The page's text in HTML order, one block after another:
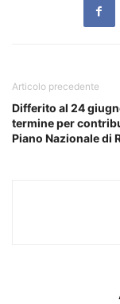
Articolo precedente
Differito al 24
termine per
Piano Nazionale di